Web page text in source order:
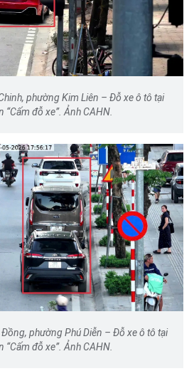
phường Kim Liên – Đỗ xe ô tô tại
“Cấm đỗ xe”. Ảnh CAHN.
phường Phú Diễn – Đỗ xe ô tô tại
“Cấm đỗ xe”. Ảnh CAHN.